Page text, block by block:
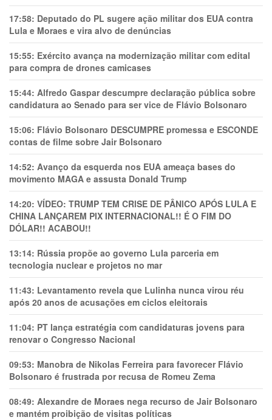
17:58: Deputado do PL sugere ação militar dos EUA contra
Lula e Moraes e vira alvo de denúncias
15:55: Exército avança na modernização militar com edital
para compra de drones camicases
15:44: Alfredo Gaspar descumpre declaração pública sobre
candidatura ao Senado para ser vice de Flávio Bolsonaro
15:06: Flávio Bolsonaro DESCUMPRE promessa e ESCONDE
contas de filme sobre Jair Bolsonaro
14:52: Avanço da esquerda nos EUA ameaça bases do
movimento MAGA e assusta Donald Trump
14:20: VÍDEO: TRUMP TEM CRlSE DE PÂNlCO APÓS LULA E
CHINA LANÇAREM PIX INTERNACIONAL!! É O FIM DO
DÓLAR!! ACABOU!!
13:14: Rússia propõe ao governo Lula parceria em
tecnologia nuclear e projetos no mar
11:43: Levantamento revela que Lulinha nunca virou réu
após 20 anos de acusações em ciclos eleitorais
11:04: PT lança estratégia com candidaturas jovens para
renovar o Congresso Nacional
09:53: Manobra de Nikolas Ferreira para favorecer Flávio
Bolsonaro é frustrada por recusa de Romeu Zema
08:49: Alexandre de Moraes nega recurso de Jair Bolsonaro
e mantém proibição de visitas políticas